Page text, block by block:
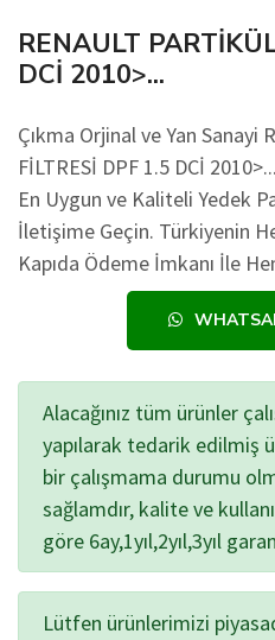
RENAULT
DCİ 2010>...
Çıkma Orjinal ve Yan Sanayi
FİLTRESİ DPF 1.5 DCİ
En Uygun ve Kaliteli Yedek
İletişime Geçin. Türkiyenin
Kapıda Ödeme İmkanı İle
Alacağınız tüm ürünler
yapılarak tedarik edilmiş
bir çalışmama durumu
sağlamdır, kalite ve
göre 6ay,1yıl,2yıl,3yıl
Lütfen ürünlerimizi